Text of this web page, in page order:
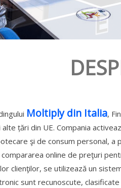
Moltiply din Italia,
țări din UE. Compania
şi de consum personal,
online de preţuri
clienţilor, se utilizează un
sunt recunoscute,